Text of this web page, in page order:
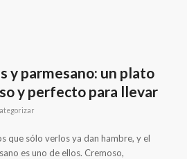
y parmesano: un plato
y perfecto para llevar
que sólo verlos ya dan hambre, y el
es uno de ellos. Cremoso,